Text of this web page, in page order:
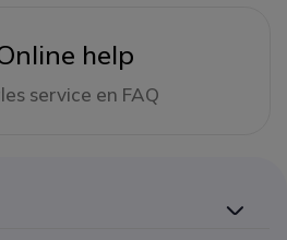
help
service en FAQ